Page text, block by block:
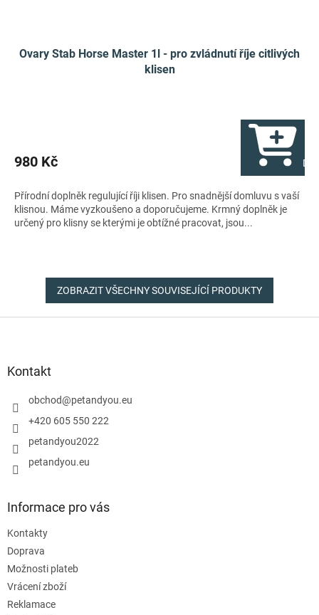
Ovary Stab Horse Master 1l - pro zvládnutí říje citlivých
klisen
980 Kč Do
Přírodní doplněk regulující říji klisen. Pro snadnější domluvu s vaší
klisnou. Máme vyzkoušeno a doporučujeme. Krmný doplněk je
určený pro klisny se kterými je obtížné pracovat, jsou...
ZOBRAZIT VŠECHNY SOUVISEJÍCÍ PRODUKTY
Kontakt
obchod@petandyou.eu
+420 605 550 222
petandyou2022
petandyou.eu
Informace pro vás
Kontakty
Doprava
Možnosti plateb
Vrácení zboží
Reklamace